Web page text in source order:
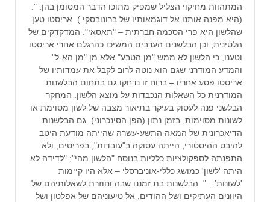
המתהוות מחיקוי הצליל שמפיק מתוכו הדבר המסומן בהן. ".
(היא מפנה אותנו אל דוגמאותיו של ברונובסקי ) אריסטו טען
שהלשון היא פרי הסכמה חברתית – "תאסאי". המדקדקים של
הלטינית, וכן הבלשנים הערבים המשיכו כהרגלם אחרי אריסטו
וטענו, כי הלשון לא ממש "מן הטבע" אלא מן "מן הא-ל"
והמדע המודרני שגם הוא נוטה לרוב לקבל את עמדותיו של
אריסטו פסע אחריו – ברוח זו נדחקו גם בתחום הבלשנות
המודרנית כל השאלות הנכבדות על מוצא הלשון. המחקר
הבלשני פנה לעסוק בעיקר בתיאור מצבה של לשון מסוימת או
לשונות מסוימות, בזמן נתון (הפן הסינכרוני). גם הבלשנות
הדיאכרונית של המאה התשע-עשרה שהייתה מודעת היטב
להיבט ההיסטורי, הייתה עסוקה ב"עובדות", בפריטים, ולא
התפנתה לספקולציות כלליות בנוסח "הלשון מהי"; "לדידה לא
היתה 'לשון' כמושג כללי-אוניברסלי – אלא היו קיימות
'לשונות'…" הבלשנות בת זמננו שבה וחוזרת לשאלותיהם של
היוונים העתיקים ושל ההודים, אל טיעוניהם של אפלטון ושל